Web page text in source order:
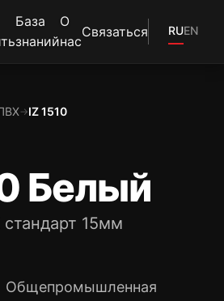
База
знаний
О
нас
Связаться RUEN
→IZ 1510
Белый
15мм
Общепромышленная